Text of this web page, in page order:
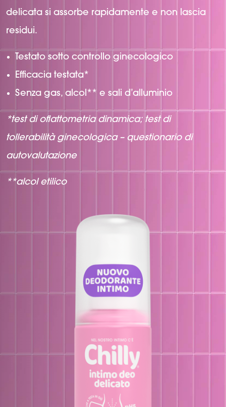
delicata si assorbe rapidamente e non lascia
residui.
Testato sotto controllo ginecologico
Efficacia testata*
Senza gas, alcol** e sali d’alluminio
*test di oflattometriadinamica; test di
tollerabilità ginecologica – questionario di
autovalutazione
**alcol etilico